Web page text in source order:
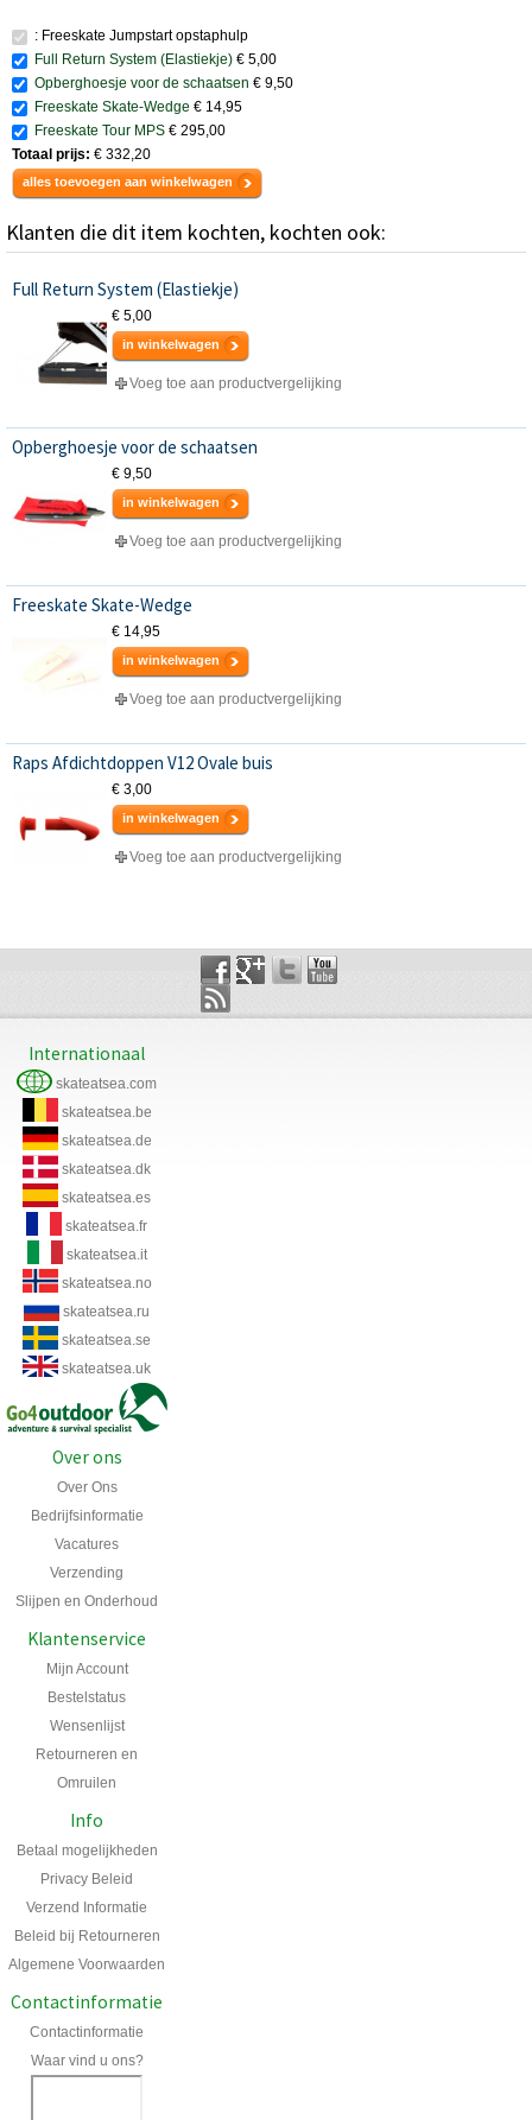
: Freeskate Jumpstart opstaphulp
Full Return System (Elastiekje) € 5,00
Opberghoesje voor de schaatsen € 9,50
Freeskate Skate-Wedge € 14,95
Freeskate Tour MPS € 295,00
Totaal prijs: € 332,20
alles toevoegen aan winkelwagen
Klanten die dit item kochten, kochten ook:
Full Return System (Elastiekje)
€ 5,00
in winkelwagen
Voeg toe aan productvergelijking
Opberghoesje voor de schaatsen
€ 9,50
in winkelwagen
Voeg toe aan productvergelijking
Freeskate Skate-Wedge
€ 14,95
in winkelwagen
Voeg toe aan productvergelijking
Raps Afdichtdoppen V12 Ovale buis
€ 3,00
in winkelwagen
Voeg toe aan productvergelijking
Internationaal
skateatsea.com
skateatsea.be
skateatsea.de
skateatsea.dk
skateatsea.es
skateatsea.fr
skateatsea.it
skateatsea.no
skateatsea.ru
skateatsea.se
skateatsea.uk
Over ons
Over Ons
Bedrijfsinformatie
Vacatures
Verzending
Slijpen en Onderhoud
Klantenservice
Mijn Account
Bestelstatus
Wensenlijst
Retourneren en
Omruilen
Info
Betaal mogelijkheden
Privacy Beleid
Verzend Informatie
Beleid bij Retourneren
Algemene Voorwaarden
Contactinformatie
Contactinformatie
Waar vind u ons?